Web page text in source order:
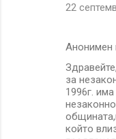
22
Анонимен
Здравейте,
за
1996г.
който